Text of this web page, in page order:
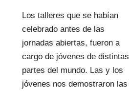
Los talleres que se habían
celebrado antes de las
jornadas abiertas, fueron a
cargo de jóvenes de distintas
partes del mundo. Las y los
jóvenes nos demostraron las